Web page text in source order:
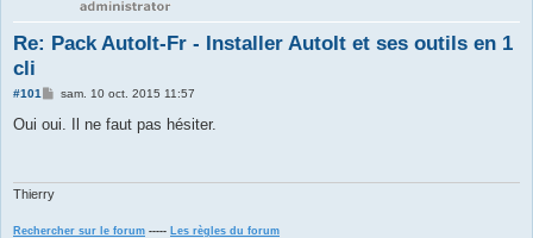
Re: Pack AutoIt-Fr - Installer AutoIt et ses outils en 1
cli
#101
M
s
sam. 10 oct. 2015 11:57
Oui oui. Il ne faut pas hésiter.
Thierry
Rechercher sur le forum -----
Les règles du forum